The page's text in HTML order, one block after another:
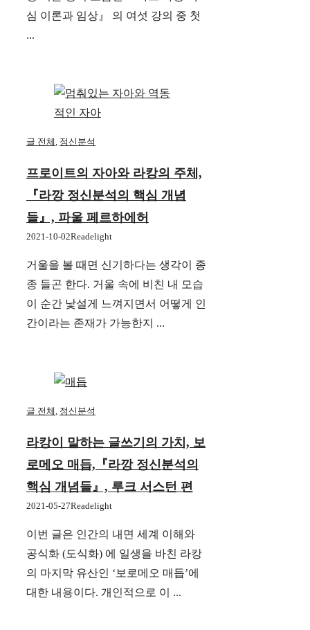
심 이론과 임상』 의 여섯 강의 중 첫
...
글 전체 정신분석
프로이트의 자아와 라캉의 주체,
『라깡 정신분석의 핵심 개념
들』, 파울 페르하에허
2021-10-02Readelight
거울을 볼 때면 신기하다는 생각이 종
종 들곤 한다. 거울 속에 비친 내 모습
이 순간 낯설게 느껴지면서 어떻게 인
간이라는 존재가 가능한지 ...
글 전체 정신분석
라캉이 말하는 글쓰기의 가치, 보
로메오 매듭,『라깡 정신분석의
핵심 개념들』, 루크 서스턴 편
2021-05-27Readelight
이번 글은 인간의 내면 세계 이해와
공식화 (도식화) 에 일생을 바친 라캉
의 마지막 유산인 ‘보로메오 매듭’에
대한 내용이다. 개인적으로 이 ...